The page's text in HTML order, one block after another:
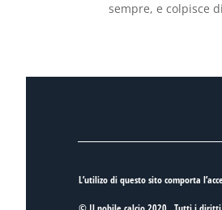
sempre, e colpisce
L’utilizo di questo sito comporta